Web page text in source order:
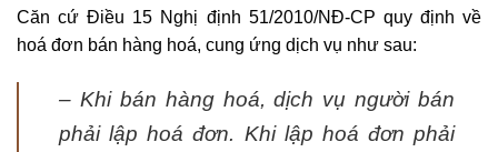
Căn cứ Điều 15 Nghị định 51/2010/NĐ-CP quy định về
hoá đơn bán hàng hoá, cung ứng dịch vụ như sau:
– Khi bán hàng hoá, dịch vụ người bán
phải lập hoá đơn. Khi lập hoá đơn phải